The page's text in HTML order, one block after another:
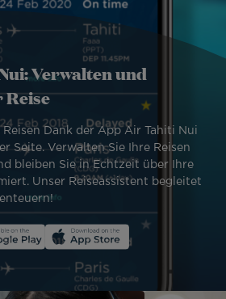
Verwalten und
Dank der App Air Tahiti Nui
Seite. Verwalten Sie Ihre Reisen
bleiben Sie in Echtzeit über Ihre
Unser Reiseassistent begleitet